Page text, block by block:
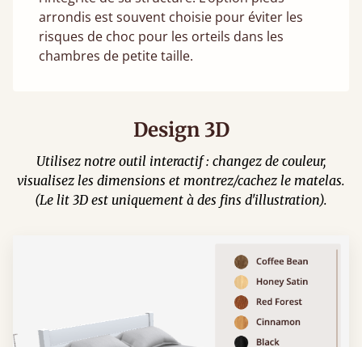
arrondis est souvent choisie pour éviter les
risques de choc pour les orteils dans les
chambres de petite taille.
Design 3D
Utilisez notre outil interactif : changez de couleur,
visualisez les dimensions et montrez/cachez le matelas.
(Le lit 3D est uniquement à des fins d'illustration).